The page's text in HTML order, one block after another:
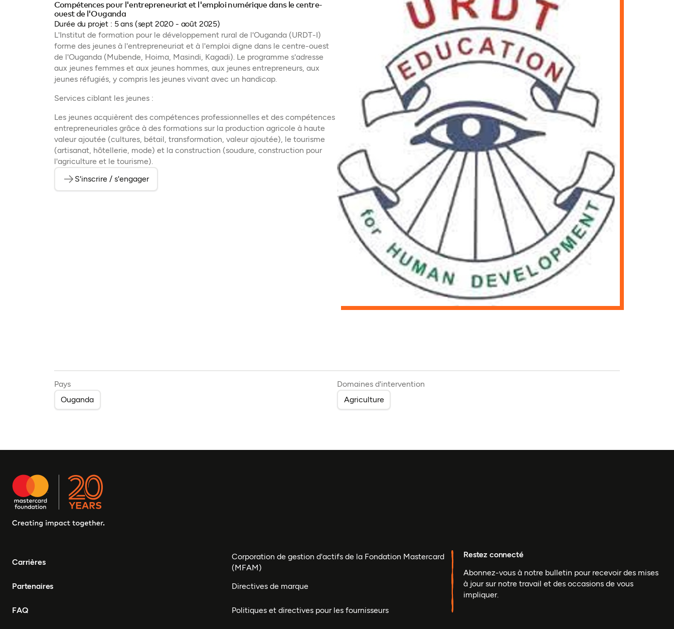
Compétences pour l'entrepreneuriat et l'emploi numérique dans le centre-
ouest de l'Ouganda
Durée du projet : 5 ans (sept 2020 - août 2025)
L'Institut de formation pour le développement rural de l'Ouganda (URDT-I)
forme des jeunes à l'entrepreneuriat et à l'emploi digne dans le centre-ouest
de l'Ouganda (Mubende, Hoima, Masindi, Kagadi). Le programme s'adresse
aux jeunes femmes et aux jeunes hommes, aux jeunes entrepreneurs, aux
jeunes réfugiés, y compris les jeunes vivant avec un handicap.
Services ciblant les jeunes :
Les jeunes acquièrent des compétences professionnelles et des compétences
entrepreneuriales grâce à des formations sur la production agricole à haute
valeur ajoutée (cultures, bétail, transformation, valeur ajoutée), le tourisme
(artisanat, hôtellerie, mode) et la construction (soudure, construction pour
l'agriculture et le tourisme).
S'inscrire / s'engager
Pays
Ouganda
Domaines d'intervention
Agriculture
Carrières
Partenaires
FAQ
Corporation de gestion d'actifs de la Fondation Mastercard
(MFAM)
Directives de marque
Politiques et directives pour les fournisseurs
Restez connecté
Abonnez-vous à notre bulletin pour recevoir des mises
à jour sur notre travail et des occasions de vous
impliquer.